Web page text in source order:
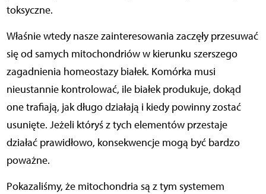
toksyczne.
Właśnie wtedy nasze zainteresowania zaczęły przesuwać
się od samych mitochondriów w kierunku szerszego
zagadnienia homeostazy białek. Komórka musi
nieustannie kontrolować, ile białek produkuje, dokąd
one trafiają, jak długo działają i kiedy powinny zostać
usunięte. Jeżeli któryś z tych elementów przestaje
działać prawidłowo, konsekwencje mogą być bardzo
poważne.
Pokazaliśmy, że mitochondria są z tym systemem